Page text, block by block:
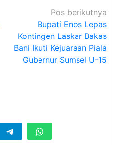
Pos berikutnya
Bupati Enos Lepas
Kontingen Laskar Bakas
Bani Ikuti Kejuaraan Piala
Gubernur Sumsel U-15